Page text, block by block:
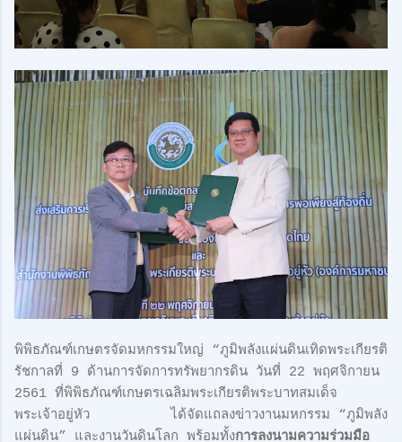
พิพิธภัณฑ์เกษตรจัดมหกรรมใหญ่ “ภูมิพลังแผ่นดินเทิดพระเกียรติ
รัชกาลที่ 9 ด้านการจัดการทรัพยากรดิน วันที่ 22 พฤศจิกายน
2561 ที่พิพิธภัณฑ์เกษตรเฉลิมพระเกียรติพระบาทสมเด็จ
พระเจ้าอยู่หัว ได้จัดแถลงข่าวงานมหกรรม “ภูมิพลัง
แผ่นดิน” และงานวันดินโลก พร้อมทั้งการลงนามความร่วมมือ